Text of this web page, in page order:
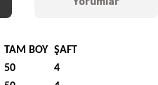
TAM BOY ŞAFT
50
4